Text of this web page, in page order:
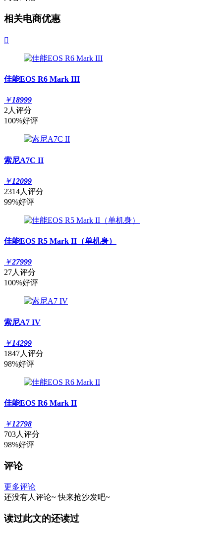
相关电商优惠

佳能EOS R6 Mark III
￥18999
2人评分
100%好评
索尼A7C II
￥12099
2314人评分
99%好评
佳能EOS R5 Mark II（单机身）
￥27999
27人评分
100%好评
索尼A7 IV
￥14299
1847人评分
98%好评
佳能EOS R6 Mark II
￥12798
703人评分
98%好评
评论
更多评论
还没有人评论~ 快来抢沙发吧~
读过此文的还读过